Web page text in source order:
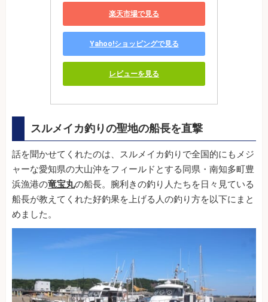
楽天市場で見る
Yahoo!ショッピングで見る
レビューを見る
スルメイカ釣りの聖地の船長を直撃
話を聞かせてくれたのは、スルメイカ釣りで全国的にもメジ
ャーな愛知県の大山沖をフィールドとする同県・南知多町豊
浜漁港の竜宝丸の船長。腕利きの釣り人たちを日々見ている
船長が教えてくれた好釣果を上げる人の釣り方を以下にまと
めました。